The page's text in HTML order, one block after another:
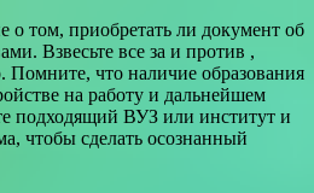
о том, приобретать ли документ об
Взвесьте все за и против ,
Помните, что наличие образования
на работу и дальнейшем
подходящий ВУЗ или институт и
чтобы сделать осознанный